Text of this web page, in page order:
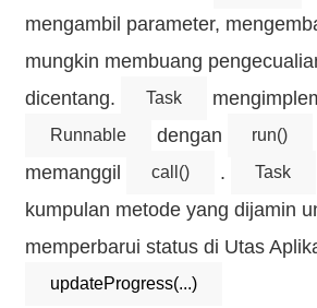
mengambil parameter,
mungkin membuang
dicentang.
Task
Runnable dengan run()
memanggil
call() . Task
kumpulan metode yang dijamin
memperbarui status di Utas
updateProgress(...)